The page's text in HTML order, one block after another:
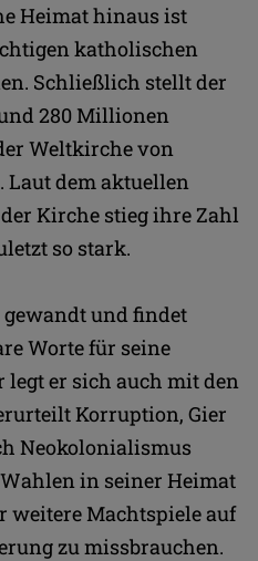
Heimat hinaus ist
katholischen
Schließlich stellt der
280 Millionen
Weltkirche von
Laut dem aktuellen
Kirche stieg ihre Zahl
so stark.
und findet
Worte für seine
er sich auch mit den
Korruption, Gier
Neokolonialismus
in seiner Heimat
weitere Machtspiele auf
zu missbrauchen.